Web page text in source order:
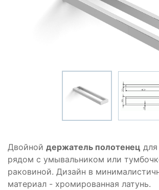
Двойной держатель полотенец
рядом с умывальником или
раковиной. Дизайн в
материал - хромированная латунь.